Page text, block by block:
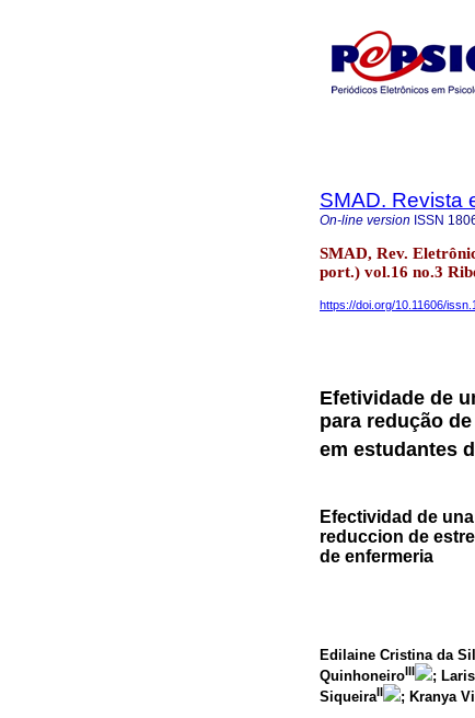
SMAD. Revista
On-line version ISSN
SMAD, Rev.
port.) vol.16 no.3
https://doi.org/10.11606/
Efetividade de
para redução
em estudantes
Efectividad de
reduccion de
de enfermeria
Edilaine Cristina da
QuinhoneiroIII ;
SiqueiraII ; Kranya